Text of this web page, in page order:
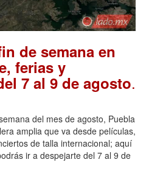
de semana en
ferias y
7 al 9 de agosto.
del mes de agosto, Puebla
amplia que va desde películas,
de talla internacional; aquí
ir a despejarte del 7 al 9 de